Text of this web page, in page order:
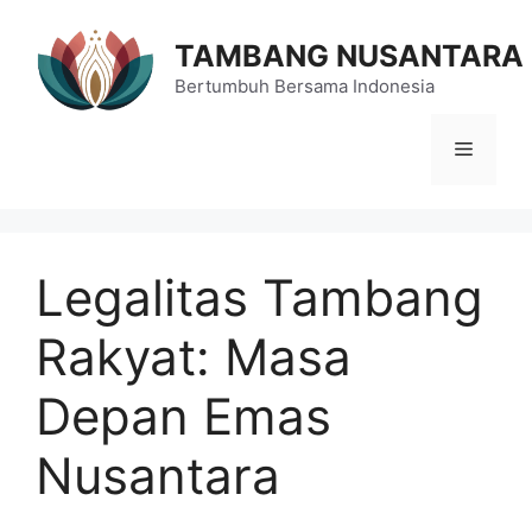
TAMBANG NUSANTARA
Bertumbuh Bersama Indonesia
Menu
Legalitas Tambang
Rakyat: Masa
Depan Emas
Nusantara